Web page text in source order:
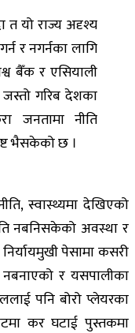
त यो राज्य अदृश्य
र नगर्नका लागि
बैँक र एसियाली
गरिब देशका
जनतामा नीति
भैसकेको छ ।
स्वास्थ्यमा देखिएको
नबनिसकेको अवस्था र
पेसामा कसरी
र यसपालीका
पनि बोरो प्लेयरका
कर घटाई पुस्तकमा